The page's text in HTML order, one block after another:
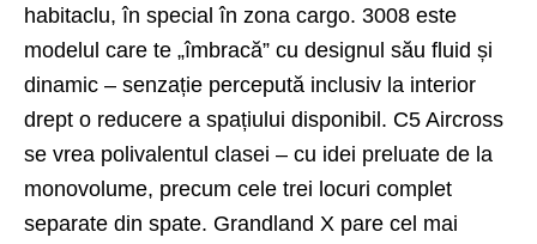
habitaclu, în special în zona cargo. 3008 este
modelul care te „îmbracă” cu designul său fluid și
dinamic – senzație percepută inclusiv la interior
drept o reducere a spațiului disponibil. C5 Aircross
se vrea polivalentul clasei – cu idei preluate de la
monovolume, precum cele trei locuri complet
separate din spate. Grandland X pare cel mai